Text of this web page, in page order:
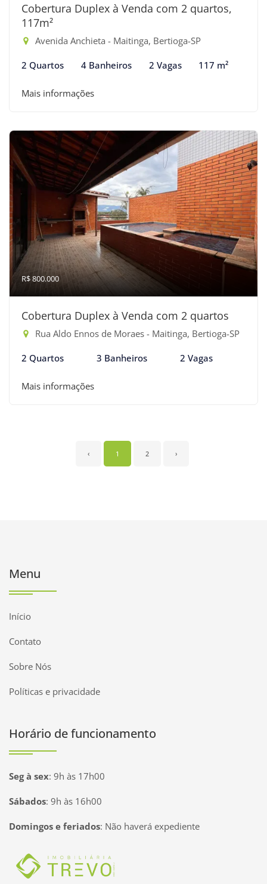
Cobertura Duplex à Venda com 2 quartos,
117m²
Avenida Anchieta - Maitinga, Bertioga-SP
2 Quartos 4 Banheiros 2 Vagas 117 m²
Mais informações
R$ 800.000
Cobertura Duplex à Venda com 2 quartos
Rua Aldo Ennos de Moraes - Maitinga, Bertioga-SP
2 Quartos 3 Banheiros 2 Vagas
Mais informações
‹ 1 2 ›
Menu
Início
Contato
Sobre Nós
Políticas e privacidade
Horário de funcionamento
Seg à sex: 9h às 17h00
Sábados: 9h às 16h00
Domingos e feriados: Não haverá expediente
Página inicial